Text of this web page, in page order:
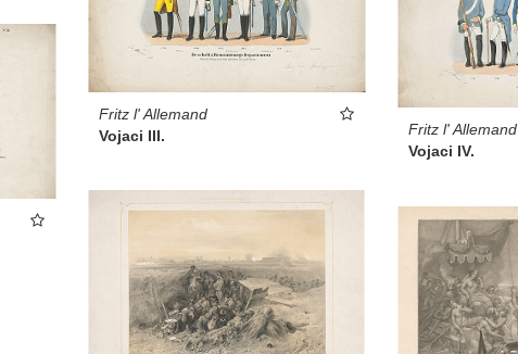
Fritz l' Allemand
Vojaci III.
Fritz l' Allemand
Vojaci IV.